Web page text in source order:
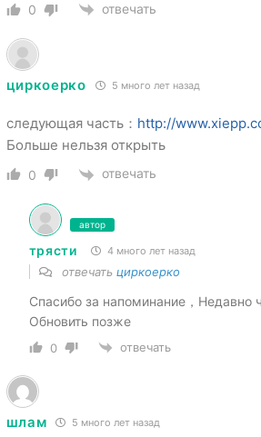
0 отвечать
циркоерко 5 много лет назад
следующая часть： http://
Больше нельзя открыть
0 отвечать
автор
трясти 4 много лет назад
отвечать циркоерко
Спасибо за напоминание，Недавно
Обновить позже
0 отвечать
шлам 5 много лет назад